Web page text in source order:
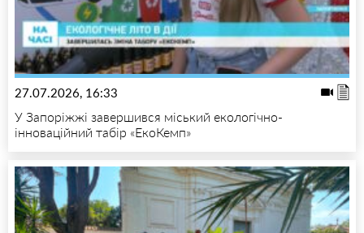
27.07.2026, 16:33
У Запоріжжі завершився міський екологічно-
інноваційний табір «ЕкоКемп»